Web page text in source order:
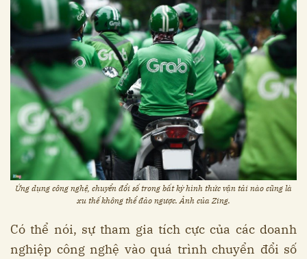
Ứng dụng công nghệ, chuyển đổi số trong bất kỳ hình thức vận tải nào cũng là
xu thế không thể đảo ngược. Ảnh của Zing.
Có thể nói, sự tham gia tích cực của các doanh
nghiệp công nghệ vào quá trình chuyển đổi số